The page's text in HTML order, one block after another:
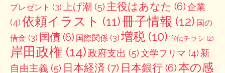
プレゼント (3) 上げ潮 (5) 主役はあなた (6)企業
(4)依頼イラスト (11)冊子情報 (12) 国の
借金 (3) 国債 (6) 国際関係 (3) 増税 (10) 宣伝チラシ (2)
岸田政権 (14)政府支出 (5)文学フリマ (4) 新
自由主義 (5) 日本経済 (7) 日本銀行 (6)本の感